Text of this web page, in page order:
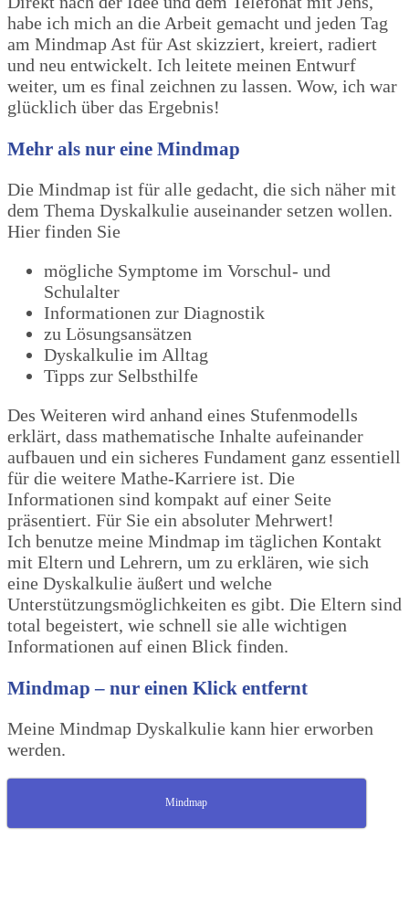
habe ich mich an die Arbeit gemacht und jeden Tag
am Mindmap Ast für Ast skizziert, kreiert, radiert
und neu entwickelt. Ich leitete meinen Entwurf
weiter, um es final zeichnen zu lassen. Wow, ich war
glücklich über das Ergebnis!
Mehr als nur eine Mindmap
Die Mindmap ist für alle gedacht, die sich näher mit
dem Thema Dyskalkulie auseinander setzen wollen.
Hier finden Sie
mögliche Symptome im Vorschul- und
Schulalter
Informationen zur Diagnostik
zu Lösungsansätzen
Dyskalkulie im Alltag
Tipps zur Selbsthilfe
Des Weiteren wird anhand eines Stufenmodells
erklärt, dass mathematische Inhalte aufeinander
aufbauen und ein sicheres Fundament ganz essentiell
für die weitere Mathe-Karriere ist. Die
Informationen sind kompakt auf einer Seite
präsentiert. Für Sie ein absoluter Mehrwert!
Ich benutze meine Mindmap im täglichen Kontakt
mit Eltern und Lehrern, um zu erklären, wie sich
eine Dyskalkulie äußert und welche
Unterstützungsmöglichkeiten es gibt. Die Eltern sind
total begeistert, wie schnell sie alle wichtigen
Informationen auf einen Blick finden.
Mindmap – nur einen Klick entfernt
Meine Mindmap Dyskalkulie kann hier erworben
werden.
Mindmap